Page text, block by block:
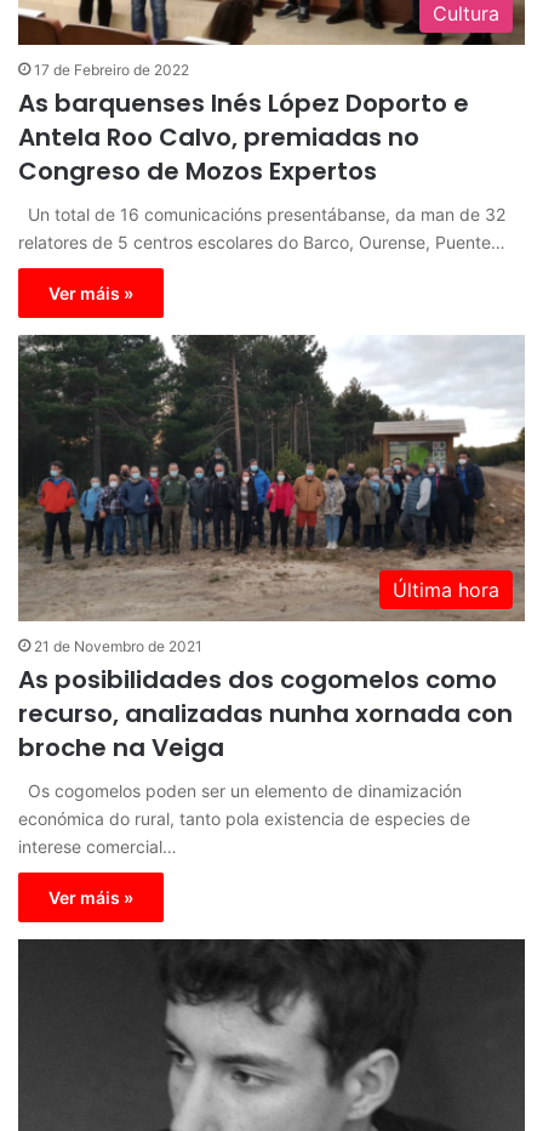
Cultura
17 de Febreiro de 2022
As barquenses Inés López Doporto e
Antela Roo Calvo, premiadas no
Congreso de Mozos Expertos
Un total de 16 comunicacións presentábanse, da man de 32
relatores de 5 centros escolares do Barco, Ourense, Puente…
Ver máis »
Última hora
21 de Novembro de 2021
As posibilidades dos cogomelos como
recurso, analizadas nunha xornada con
broche na Veiga
Os cogomelos poden ser un elemento de dinamización
económica do rural, tanto pola existencia de especies de
interese comercial…
Ver máis »